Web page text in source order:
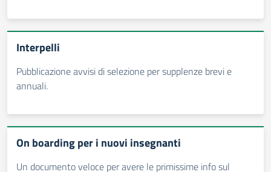
Interpelli
Pubblicazione avvisi di selezione per supplenze brevi e
annuali.
On boarding per i nuovi insegnanti
Un documento veloce per avere le primissime info sul